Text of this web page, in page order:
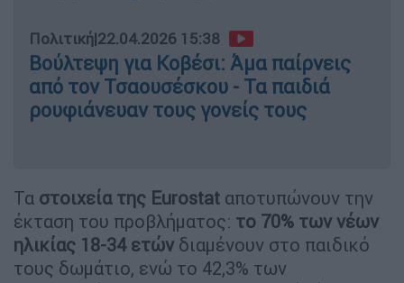
Πολιτική|22.04.2026 15:38
Βούλτεψη για Κοβέσι: Άμα παίρνεις
από τον Τσαουσέσκου - Τα παιδιά
ρουφιάνευαν τους γονείς τους
Τα στοιχεία της Eurostat αποτυπώνουν την
έκταση του προβλήματος: το 70% των νέων
ηλικίας 18-34 ετών διαμένουν στο παιδικό
τους δωμάτιο, ενώ το 42,3% των